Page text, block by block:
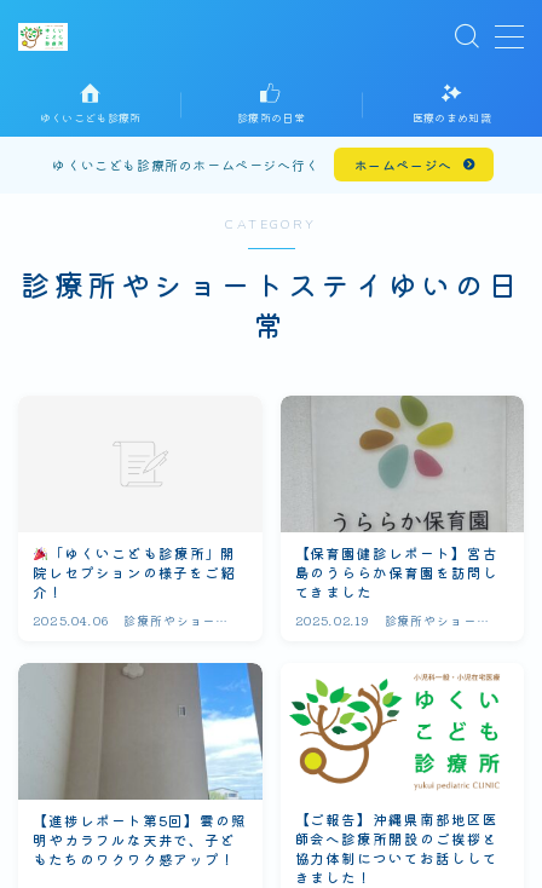
MENU
ホームに戻る
お問い合わせ
ゆくいこども診療所 診療所の日常 医療のまめ知識
ゆくいこども診療所のホームページへ行く ホームページへ
CATEGORY
診療所やショートステイゆいの日
常
「ゆくいこども診療所」開
院レセプションの様子をご紹
介！
2025.04.06
診療所やショート
【保育園健診レポート】宮古
島のうららか保育園を訪問し
てきました
2025.02.19
診療所やショート
【進捗レポート第5回】雲の照
明やカラフルな天井で、子ど
もたちのワクワク感アップ！
【ご報告】沖縄県南部地区医
師会へ診療所開設のご挨拶と
協力体制についてお話しして
きました！